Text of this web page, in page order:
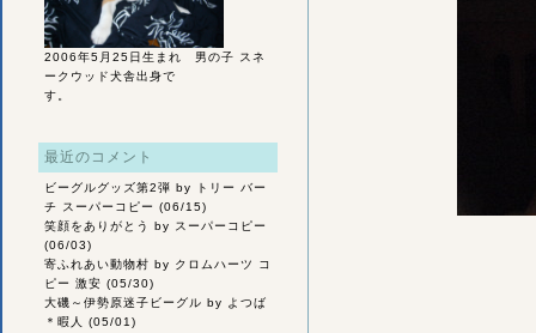
2006年5月25日生まれ 男の子 スネ
ークウッド犬舎出身で
す。
最近のコメント
ビーグルグッズ第2弾 by トリー バー
チ スーパーコピー (06/15)
笑顔をありがとう
by スーパーコピー
(06/03)
寄ふれあい動物村 by クロムハーツ コ
ピー 激安 (05/30)
大磯～伊勢原迷子ビーグル by よつば
＊暇人 (05/01)